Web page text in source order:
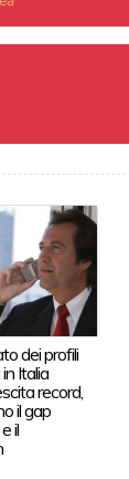
dei profili
Italia
record,
il gap
il